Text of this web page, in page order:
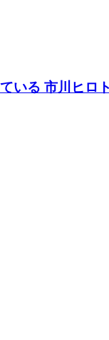
いる 市川ヒロ